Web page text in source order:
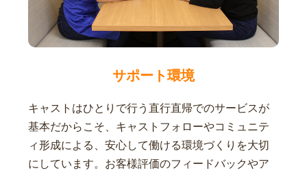
サポート環境
キャストはひとりで行う直行直帰でのサービスが
基本だからこそ、キャストフォローやコミュニテ
ィ形成による、安心して働ける環境づくりを大切
にしています。お客様評価のフィードバックやア